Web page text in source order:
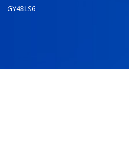
GY48LS6